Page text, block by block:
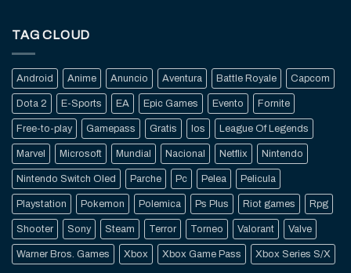
TAG CLOUD
Android Anime Anuncio Aventura Battle Royale Capcom
Dota 2 E-Sports EA Epic Games Evento Fornite
Free-to-play Gamepass Gratis Ios League Of Legends
Marvel Microsoft Mundial Nacional Netflix Nintendo
Nintendo Switch Oled Parche Pc Pelea Pelicula
Playstation Pokemon Polemica Ps Plus Riot games Rpg
Shooter Sony Steam Terror Torneo Valorant Valve
Warner Bros. Games Xbox Xbox Game Pass Xbox Series S/X